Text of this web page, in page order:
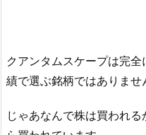
クアンタムスケープは完
績で選ぶ銘柄ではありませ
じゃあなんで株は買われ